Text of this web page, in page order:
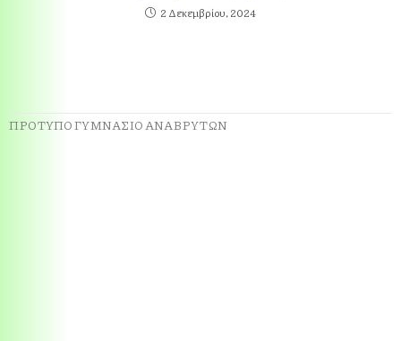
2 Δεκεμβρίου, 2024
ΠΡΟΤΥΠΟ ΓΥΜΝΑΣΙΟ ΑΝΑΒΡΥΤΩΝ